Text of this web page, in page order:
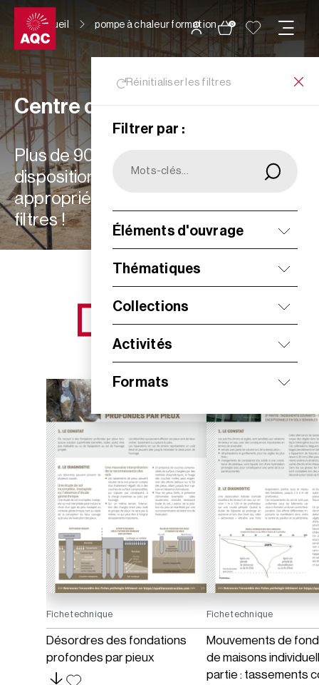
Panneau de gestion des cookies
0
Accueil pompe à chaleur formation
Réinitialiser les filtres
Filtrer par :
Éléments d'ouvrage
Thématiques
Collections
Activités
Formats
Centre de ressources
Plus de 900 ressources à votre
disposition : choisissez les plus
appropriées à vos besoins grâce aux
filtres !
NOS NOUVEAUTÉS
Fiche technique
Désordres des fondations
profondes par pieux
Fiche technique
Mouvements de
de maisons
partie : tassements